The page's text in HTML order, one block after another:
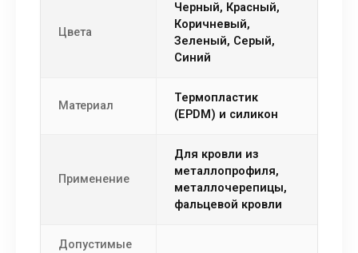
Цвета
Черный, Красный,
Коричневый,
Зеленый, Серый,
Синий
Материал
термопластик
(EPDM) и силикон
Применение
Для кровли из
металлопрофиля,
металлочерепицы,
фальцевой кровли
Допустимые